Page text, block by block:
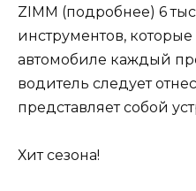
ZIMM (подробнее) 6
инструментов,
автомобиле каждый
водитель следует
представляет собой
Хит сезона!